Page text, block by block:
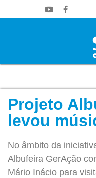
Projeto
levou
No âmbito da
Albufeira GerAção
Mário Inácio para